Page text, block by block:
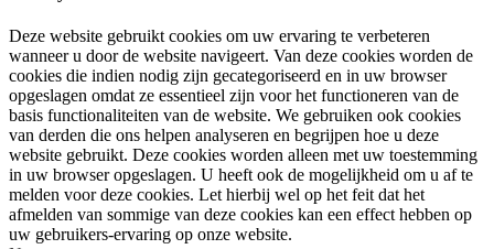
Deze website gebruikt cookies om uw ervaring te verbeteren
wanneer u door de website navigeert. Van deze cookies worden de
cookies die indien nodig zijn gecategoriseerd en in uw browser
opgeslagen omdat ze essentieel zijn voor het functioneren van de
basis functionaliteiten van de website. We gebruiken ook cookies
van derden die ons helpen analyseren en begrijpen hoe u deze
website gebruikt. Deze cookies worden alleen met uw toestemming
in uw browser opgeslagen. U heeft ook de mogelijkheid om u af te
melden voor deze cookies. Let hierbij wel op het feit dat het
afmelden van sommige van deze cookies kan een effect hebben op
uw gebruikers-ervaring op onze website.